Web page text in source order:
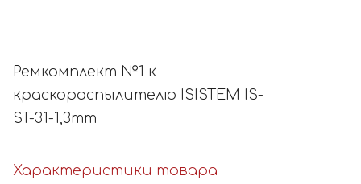
Ремкомплект №1 к
краскораспылителю ISISTEM IS-
ST-31-1,3mm
Характеристики товара